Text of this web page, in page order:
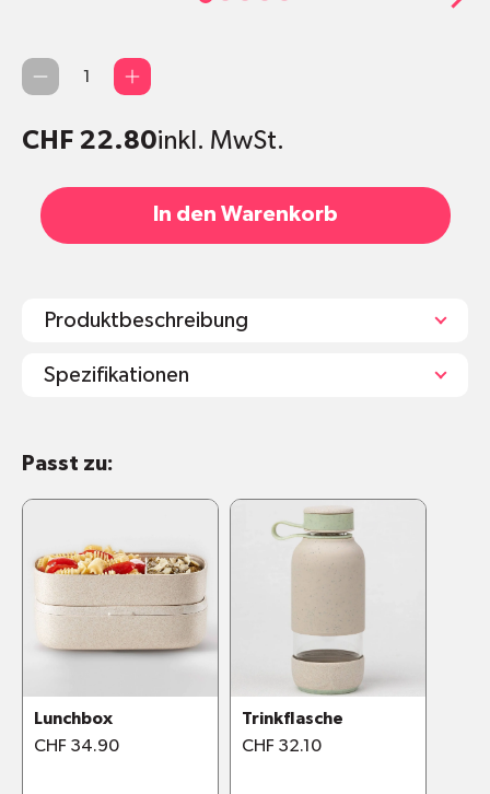
Anzahl
CHF 22.80inkl. MwSt.
In den Warenkorb
Produktbeschreibung
Spezifikationen
Geeignet für die Mikrowelle
Fassungsvermögen: 400ml
Geeignet für Temperaturen zwischen -20ºC
bis +100ºC
Masse: Länge 9,2 cm, Breite 9,2 cm, Höhe
14,8 cm
100% auslaufsicher
Passt zu:
Lunchbox
CHF 34.90
Trinkflasche
CHF 32.10